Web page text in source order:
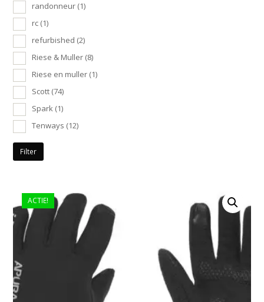
randonneur (1)
rc (1)
refurbished (2)
Riese & Muller (8)
Riese en muller (1)
Scott (74)
Spark (1)
Tenways (12)
Filter
ACTIE!